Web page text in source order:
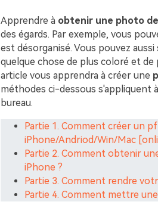
Apprendre à obtenir une photo
des égards. Par exemple, vous
est désorganisé. Vous pouvez
quelque chose de plus coloré et
article vous apprendra à créer une
méthodes ci-dessous s'appliquent
bureau.
Partie 1. Comment créer un
iPhone/Andriod/Win/Mac
Partie 2. Comment obtenir
iPhone ?
Partie 3. Comment rendre
Partie 4. Comment mettre